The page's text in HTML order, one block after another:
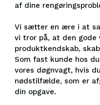
af dine
Vi sætter en ære i at
vi tror på, at den gode
produktkendskab,
Som fast kunde hos
vores døgnvagt, hvis
nødstilfælde, som er
din opgave.